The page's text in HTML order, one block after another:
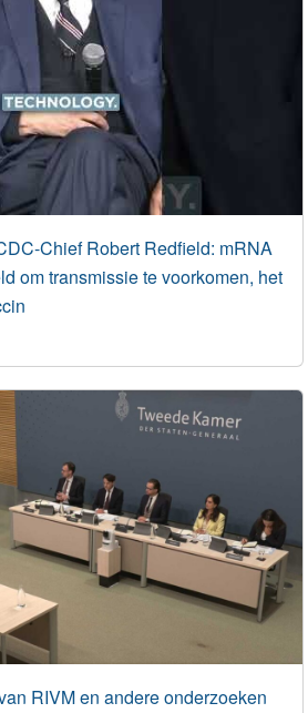
Chief Robert Redfield: mRNA
om transmissie te voorkomen, het
RIVM en andere onderzoeken